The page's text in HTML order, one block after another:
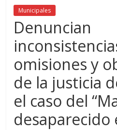
Municipales
Denuncian
omisiones y
de la justicia
el caso del
desaparecido